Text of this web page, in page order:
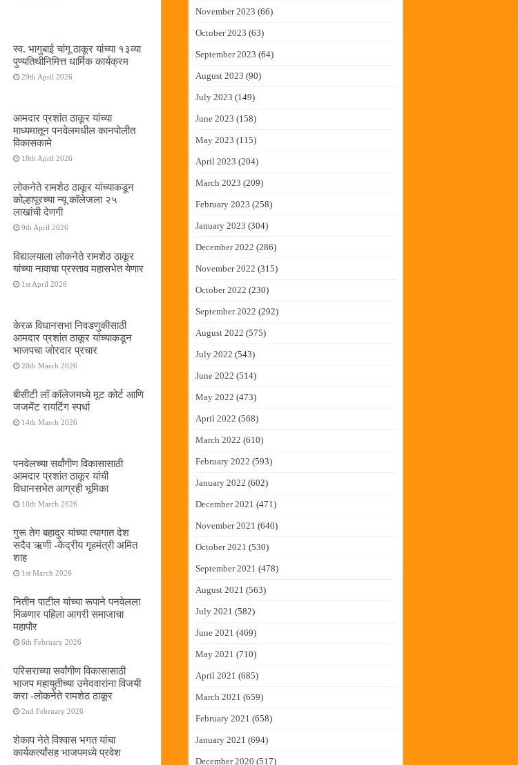
स्व. भागुबाई चांगू ठाकूर यांच्या १३व्या
पुण्यतिथीनिमित्त धार्मिक कार्यक्रम
29th April 2026
आमदार प्रशांत ठाकूर यांच्या
माध्यमातून पनवेलमधील कानपोलीत
विकासकामे
18th April 2026
लोकनेते रामशेठ ठाकूर यांच्याकडून
कोल्हापूरच्या न्यू कॉलेजला २५
लाखांची देणगी
9th April 2026
विद्यालयाला लोकनेते रामशेठ ठाकूर
यांच्या नावाचा प्रस्ताव महासभेत येणार
1st April 2026
केरळ विधानसभा निवडणुकीसाठी
आमदार प्रशांत ठाकूर यांच्याकडून
भाजपचा जोरदार प्रचार
20th March 2026
बीसीटी लॉ कॉलेजमध्ये मूट कोर्ट आणि
जजमेंट रायटिंग स्पर्धा
14th March 2026
पनवेलच्या सर्वांगीण विकासासाठी
आमदार प्रशांत ठाकूर यांची
विधानसभेत आग्रही भूमिका
10th March 2026
गुरू तेग बहादुर यांच्या त्यागात देश
सदैव ऋणी -केंद्रीय गृहमंत्री अमित
शाह
1st March 2026
नितीन पाटील यांच्या रूपाने पनवेलला
मिळणार पहिला आगरी समाजाचा
महापौर
6th February 2026
परिसराच्या सर्वांगीण विकासासाठी
भाजप महायुतीच्या उमेदवारांना विजयी
करा -लोकनेते रामशेठ ठाकूर
2nd February 2026
शेकाप नेते विश्वास भगत यांचा
कार्यकर्त्यांसह भाजपमध्ये प्रवेश
November 2023 (66)
October 2023 (63)
September 2023 (64)
August 2023 (90)
July 2023 (149)
June 2023 (158)
May 2023 (115)
April 2023 (204)
March 2023 (209)
February 2023 (258)
January 2023 (304)
December 2022 (286)
November 2022 (315)
October 2022 (230)
September 2022 (292)
August 2022 (575)
July 2022 (543)
June 2022 (514)
May 2022 (473)
April 2022 (568)
March 2022 (610)
February 2022 (593)
January 2022 (602)
December 2021 (471)
November 2021 (640)
October 2021 (530)
September 2021 (478)
August 2021 (563)
July 2021 (582)
June 2021 (469)
May 2021 (710)
April 2021 (685)
March 2021 (659)
February 2021 (658)
January 2021 (694)
December 2020 (517)